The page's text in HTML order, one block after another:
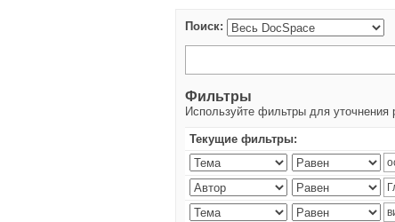
Поиск:
Фильтры
Используйте фильтры для уточнения
Текущие фильтры: